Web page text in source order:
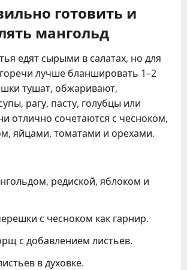
готовить и
мангольд
едят сырыми в салатах, но для
лучше бланшировать 1–2
тушат, обжаривают,
рагу, пасту, голубцы или
отлично сочетаются с чесноком,
яйцами, томатами и орехами.
редиской, яблоком и
с чесноком как гарнир.
с добавлением листьев.
в духовке.